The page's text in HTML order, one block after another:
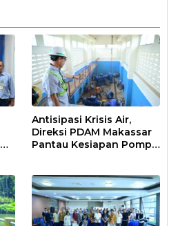
Antisipasi Krisis Air,
Direksi PDAM Makassar
Pantau Kesiapan Pompa